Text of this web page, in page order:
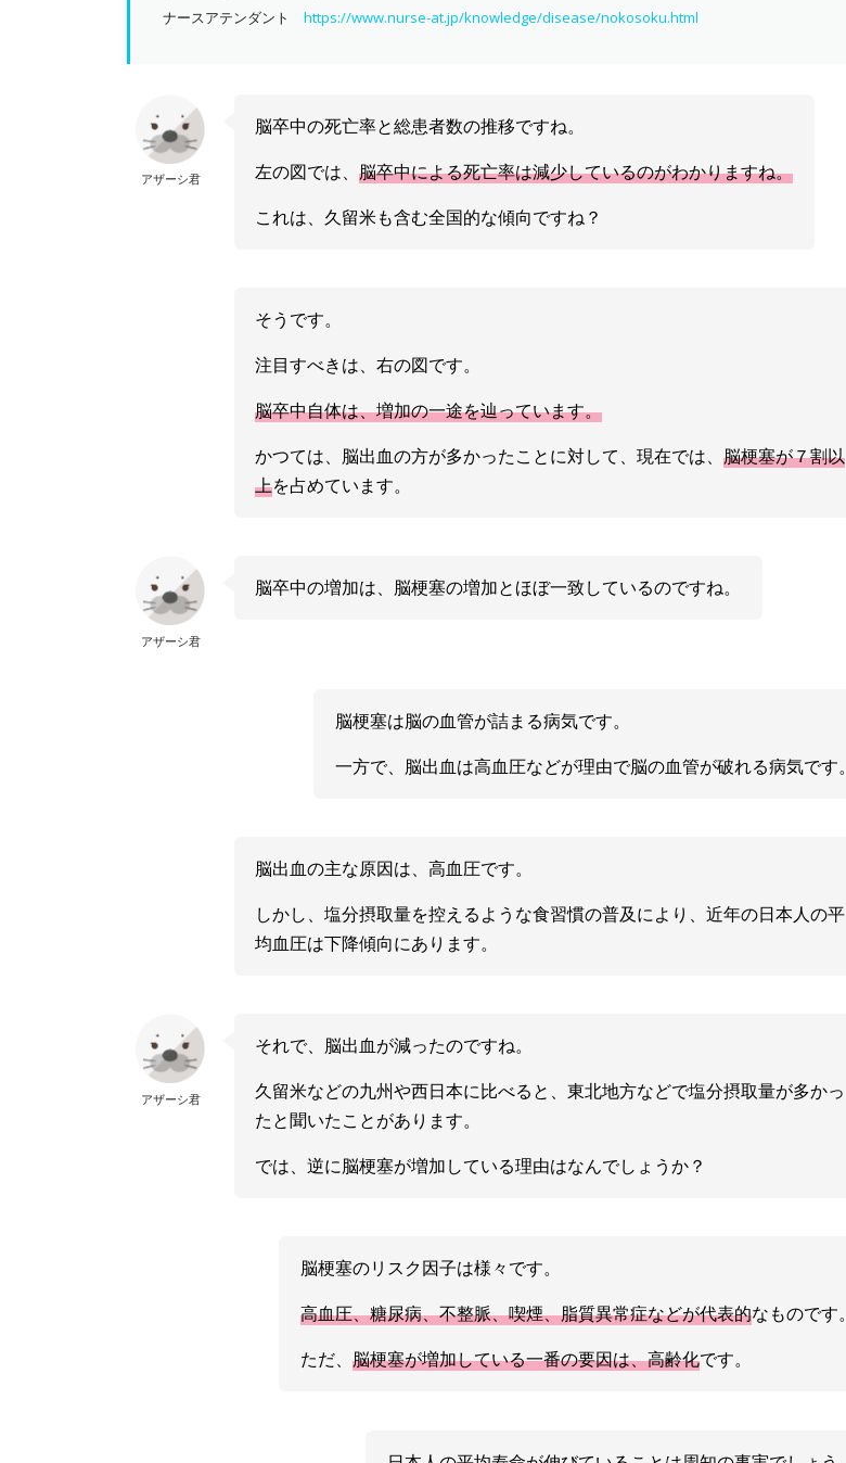
ナースアテンダント https://www.nurse-at.jp/knowledge/disease/nokosoku.html
アザーシ君
脳卒中の死亡率と総患者数の推移ですね。
左の図では、脳卒中による死亡率は減少しているのがわかりますね。
これは、久留米も含む全国的な傾向ですね？
そうです。
注目すべきは、右の図です。
脳卒中自体は、増加の一途を辿っています。
かつては、脳出血の方が多かったことに対して、現在では、脳梗塞が７割以
上を占めています。
アザーシ君
脳卒中の増加は、脳梗塞の増加とほぼ一致しているのですね。
脳梗塞は脳の血管が詰まる病気です。
一方で、脳出血は高血圧などが理由で脳の血管が破れる病気です。
脳出血の主な原因は、高血圧です。
しかし、塩分摂取量を控えるような食習慣の普及により、近年の日本人の平
均血圧は下降傾向にあります。
アザーシ君
それで、脳出血が減ったのですね。
久留米などの九州や西日本に比べると、東北地方などで塩分摂取量が多かっ
たと聞いたことがあります。
では、逆に脳梗塞が増加している理由はなんでしょうか？
脳梗塞のリスク因子は様々です。
高血圧、糖尿病、不整脈、喫煙、脂質異常症などが代表的なものです。
ただ、 脳梗塞が増加している一番の要因は、高齢化です。